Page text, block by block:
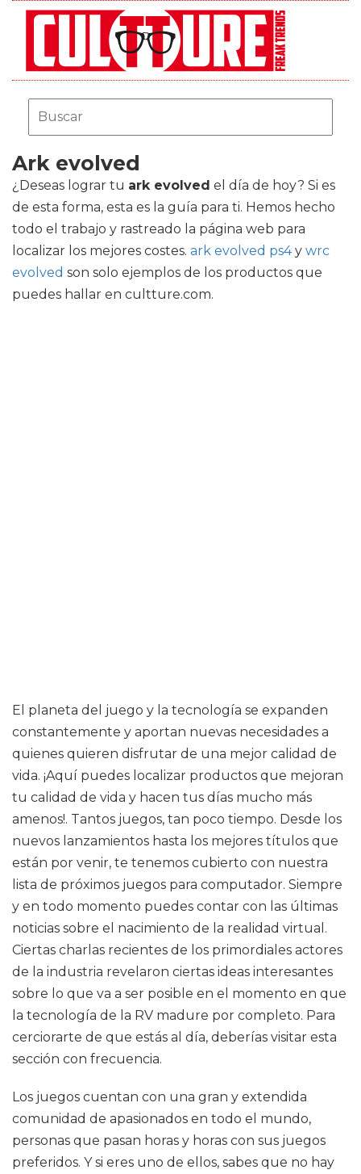
Ark evolved
¿Deseas lograr tu ark evolved el día de hoy? Si es
de esta forma, esta es la guía para ti. Hemos hecho
todo el trabajo y rastreado la página web para
localizar los mejores costes. ark evolved ps4y wrc
evolved son solo ejemplos de los productos que
puedes hallar en cultture.com.
El planeta del juego y la tecnología se expanden
constantemente y aportan nuevas necesidades a
quienes quieren disfrutar de una mejor calidad de
vida. ¡Aquí puedes localizar productos que mejoran
tu calidad de vida y hacen tus días mucho más
amenos!. Tantos juegos, tan poco tiempo. Desde los
nuevos lanzamientos hasta los mejores títulos que
están por venir, te tenemos cubierto con nuestra
lista de próximos juegos para computador. Siempre
y en todo momento puedes contar con las últimas
noticias sobre el nacimiento de la realidad virtual.
Ciertas charlas recientes de los primordiales actores
de la industria revelaron ciertas ideas interesantes
sobre lo que va a ser posible en el momento en que
la tecnología de la RV madure por completo. Para
cerciorarte de que estás al día, deberías visitar esta
sección con frecuencia.
Los juegos cuentan con una gran y extendida
comunidad de apasionados en todo el mundo,
personas que pasan horas y horas con sus juegos
preferidos. Y si eres uno de ellos, sabes que no hay